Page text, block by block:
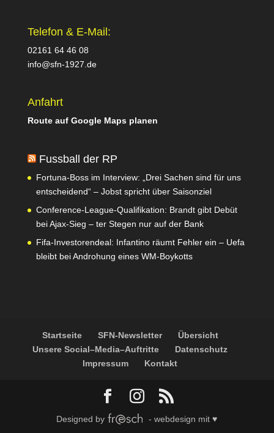
Telefon & E-Mail:
02161 64 46 08
info@sfn-1927.de
Anfahrt
Route auf Google Maps planen
Fussball der RP
Fortuna-Boss im Interview: „Drei Sachen sind für uns
entscheidend“ – Jobst spricht über Saisonziel
Conference-League-Qualifikation: Brandt gibt Debüt
bei Ajax-Sieg – ter Stegen nur auf der Bank
Fifa-Investorendeal: Infantino räumt Fehler ein – Uefa
bleibt bei Androhung eines WM-Boykotts
Startseite SFN-Newsletter
Übersicht
Unsere Social–Media–Auftritte
Datenschutz
Impressum
Kontakt
Designed by - webdesign mit ♥